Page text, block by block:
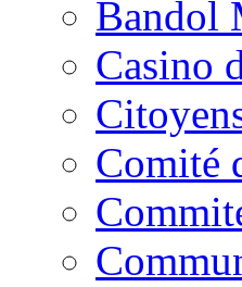
Bandol
Casino
Comité